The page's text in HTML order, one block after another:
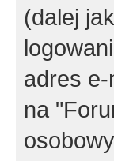
(dalej
adres
na